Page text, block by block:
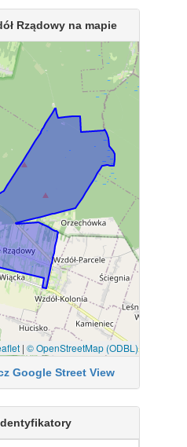
Rządowy na mapie
| © OpenStreetMap (ODBL)
Google Street View